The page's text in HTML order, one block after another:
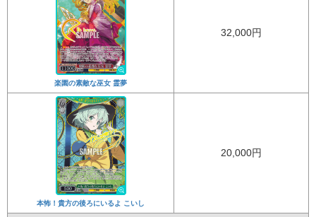
楽園の素敵な巫女 霊夢
32,000円
本怖！貴方の後ろにいるよ こいし
20,000円